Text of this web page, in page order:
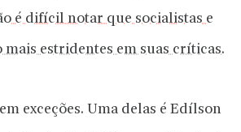
é difícil notar que socialistas e
mais estridentes em suas críticas.
exceções. Uma delas é Edílson